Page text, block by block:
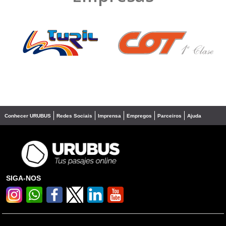
❮ ❯
Conhecer URUBUS Redes Sociais Imprensa Empregos Parceiros Ajuda
SIGA-NOS